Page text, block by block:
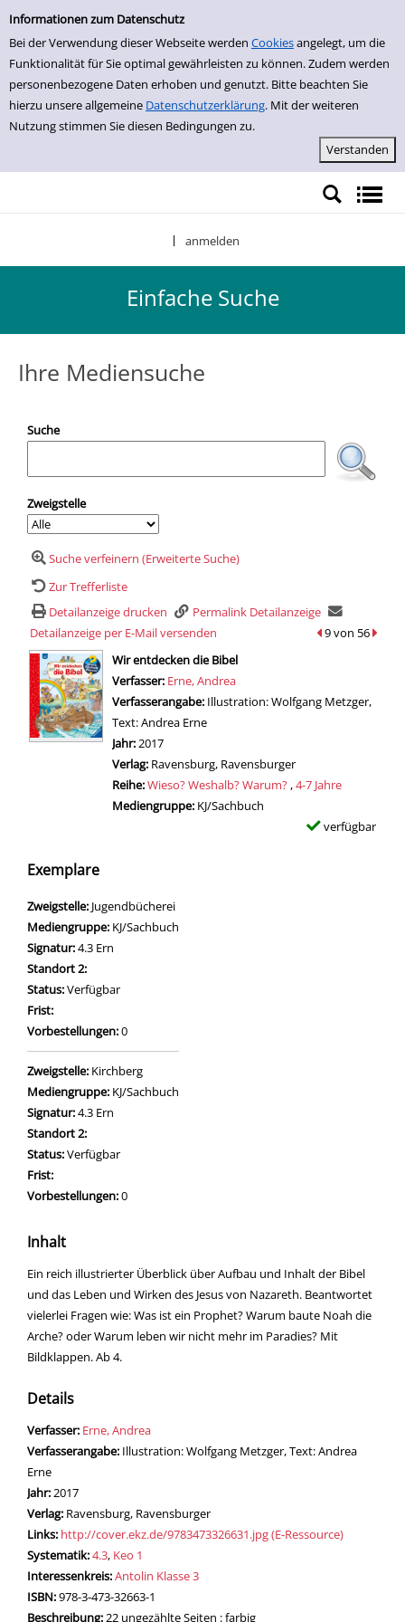
Einfache Suche
Informationen zum Datenschutz
Bei der Verwendung dieser Webseite werden Cookiesangelegt, um die
Funktionalität für Sie optimal gewährleisten zu können. Zudem werden
personenbezogene Daten erhoben und genutzt. Bitte beachten Sie
hierzu unsere allgemeine Datenschutzerklärung. Mit der weiteren
Nutzung stimmen Sie diesen Bedingungen zu.
Zur Detailanzeige springen
anmelden
Einfache Suche
Ihre Mediensuche
Suche
Zweigstelle
Suche verfeinern (Erweiterte Suche)
Zur Trefferliste
Detailanzeige drucken
Permalink Detailanzeige
Detailanzeige per E-Mail versenden
zum
9 von 56zum
wird in neuem Tab geöffnet
Wir entdecken die Bibel
Verfasser: Suche nach diesem Verfasser
Erne, Andrea
Verfasserangabe: Illustration: Wolfgang Metzger,
Text: Andrea Erne
Jahr: 2017
Verlag: Ravensburg, Ravensburger
Reihe:Wieso? Weshalb? Warum? ,4-7 Jahre
Mediengruppe: KJ/Sachbuch
verfügbar
Exemplare
Zweigstelle: Jugendbücherei
Mediengruppe: KJ/Sachbuch
Signatur:4.3 Ern
Standort 2:
Status:Verfügbar
Frist:
Vorbestellungen:0
Zweigstelle: Kirchberg
Mediengruppe: KJ/Sachbuch
Signatur:4.3 Ern
Standort 2:
Status:Verfügbar
Frist:
Vorbestellungen:0
Inhalt
Ein reich illustrierter Überblick über Aufbau und Inhalt der Bibel
und das Leben und Wirken des Jesus von Nazareth. Beantwortet
vielerlei Fragen wie: Was ist ein Prophet? Warum baute Noah die
Arche? oder Warum leben wir nicht mehr im Paradies? Mit
Bildklappen. Ab 4.
Details
Verfasser: Suche nach diesem Verfasser
Erne, Andrea
Verfasserangabe: Illustration: Wolfgang Metzger, Text: Andrea
Erne
Jahr: 2017
Verlag: Ravensburg, Ravensburger
opens in new tab
Links: Diesen Link in neuem Tab öffnen
http://cover.ekz.de/9783473326631.jpg (E-Ressource)
Systematik:Suche nach dieser Systematik
4.3, Keo 1
Interessenkreis:Suche nach diesem Interessenskreis
Antolin Klasse 3
ISBN:978-3-473-32663-1
Beschreibung: 22 ungezählte Seiten : farbig